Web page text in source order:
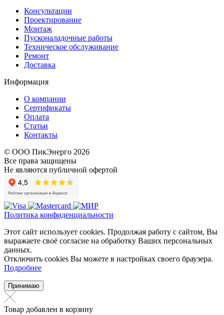
Консультации
Проектирование
Монтаж
Пусконаладочные работы
Техническое обслуживание
Ремонт
Доставка
Информация
О компании
Сертификаты
Оплата
Статьи
Контакты
© ООО ПикЭнерго 2026
Все права защищены
Не являются публичной офертой
Политика конфиденциальности
Этот сайт использует cookies. Продолжая работу с сайтом, Вы
выражаете своё согласие на обработку Ваших персональных
данных.
Отключить cookies Вы можете в настройках своего браузера.
Подробнее
Принимаю
Товар добавлен в корзину